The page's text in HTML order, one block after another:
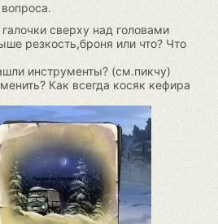
сверху над головами
резкость,броня или что? Что
инструменты? (см.пикчу)
Как всегда косяк кефира